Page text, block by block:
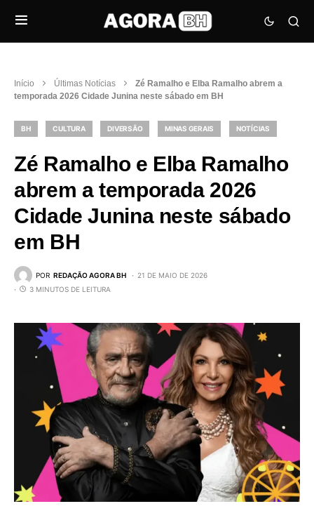
Início Últimas Notícias
Zé Ramalho e Elba Ramalho abrem a
temporada 2026 Cidade Junina neste sábado em BH
BH CULTURA DIVERSÃO MINAS GERAIS NOTÍCIAS
Zé Ramalho e Elba Ramalho
abrem a temporada 2026
Cidade Junina neste sábado
em BH
POR REDAÇÃO AGORA BH
21 DE MAIO DE 2026
3 MINUTOS DE LEITURA